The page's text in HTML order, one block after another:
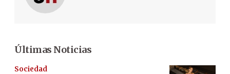
Últimas Noticias
Sociedad